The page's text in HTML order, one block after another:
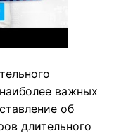
важных
об
длительного